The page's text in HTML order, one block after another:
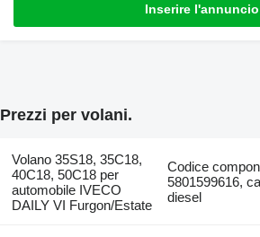
Inserire l'annuncio
Prezzi per volani.
Volano 35S18, 35C18,
40C18, 50C18 per
automobile IVECO
DAILY VI Furgon/Estate
Codice
5801599616,
diesel